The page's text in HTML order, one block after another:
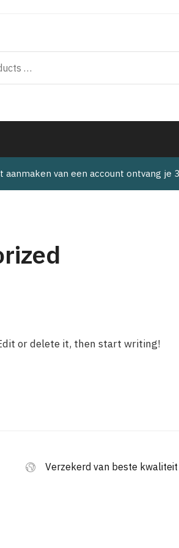
aanmaken van een account ontvang je
or delete it, then start writing!
Verzekerd van beste kwaliteit